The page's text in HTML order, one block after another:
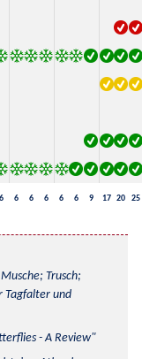
6 6 6 6 6 6 9 17 20 25
Trusch;
Tagfalter und
- A Review